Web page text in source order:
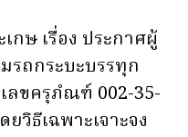
กษ เรื่อง ประกาศผู้
รถกระบะบรรทุก
ลขครุภํณฑ์ 002-35-
วิธีเฉพาะเจาะจง